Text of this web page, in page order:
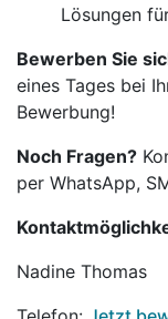
Lösungen
Bewerben Sie
eines Tages bei
Bewerbung!
Noch Fragen?
per WhatsApp,
Nadine Thomas